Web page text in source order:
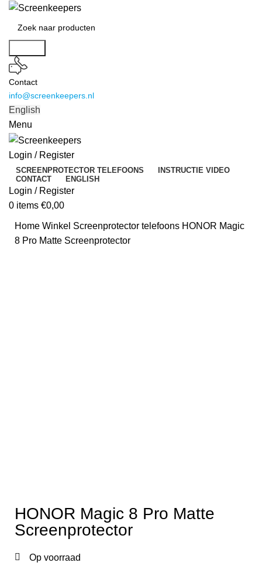
Contact
info@screenkeepers.nl
English
Menu
Login / Register
SCREENPROTECTOR TELEFOONS
INSTRUCTIE VIDEO
CONTACT
ENGLISH
Login / Register
0 items €0,00
Home Winkel Screenprotector telefoons HONOR Magic
8 Pro Matte Screenprotector
HONOR Magic 8 Pro Matte
Screenprotector
Op voorraad